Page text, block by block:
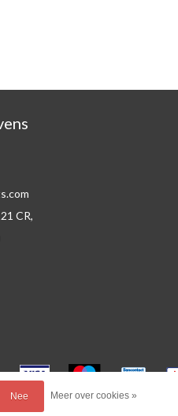
CR,
Nee Meer over cookies »